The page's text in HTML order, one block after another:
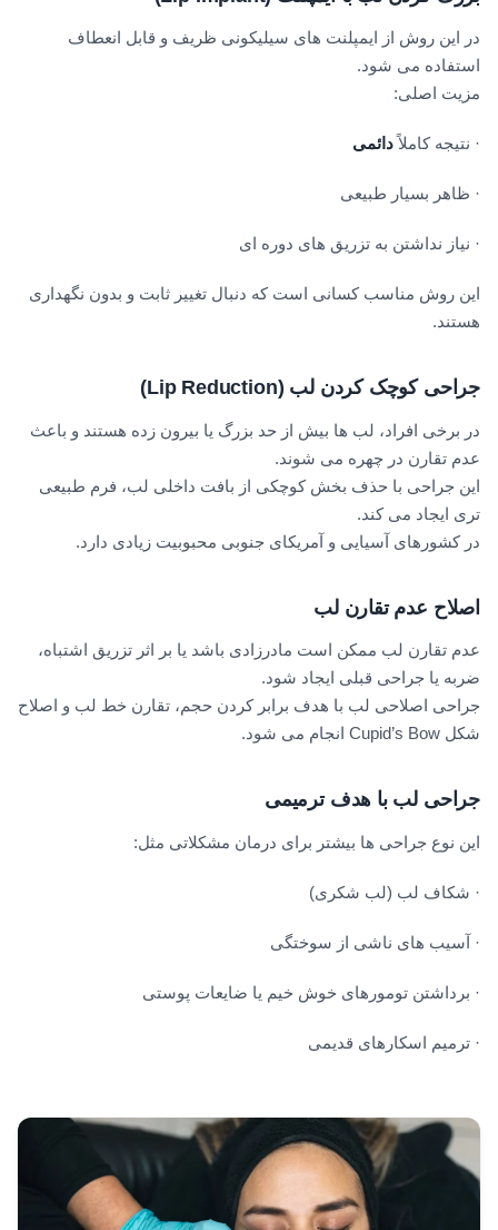
در این روش از ایمپلنت های سیلیکونی ظریف و قابل انعطاف
استفاده می شود.
مزیت اصلی:
· نتیجه کاملاًدائمی
· ظاهر بسیار طبیعی
· نیاز نداشتن به تزریق های دوره ای
این روش مناسب کسانی است که دنبال تغییر ثابت و بدون نگهداری
هستند.
جراحی کوچک کردن لب (Lip Reduction)
در برخی افراد، لب ها بیش از حد بزرگ یا بیرون زده هستند و باعث
عدم تقارن در چهره می شوند.
این جراحی با حذف بخش کوچکی از بافت داخلی لب، فرم طبیعی
تری ایجاد می کند.
در کشورهای آسیایی و آمریکای جنوبی محبوبیت زیادی دارد.
اصلاح عدم تقارن لب
عدم تقارن لب ممکن است مادرزادی باشد یا بر اثر تزریق اشتباه،
ضربه یا جراحی قبلی ایجاد شود.
جراحی اصلاحی لب با هدف برابر کردن حجم، تقارن خط لب و اصلاح
شکل Cupid’s Bow انجام می شود.
جراحی لب با هدف ترمیمی
این نوع جراحی ها بیشتر برای درمان مشکلاتی مثل:
· شکاف لب (لب شکری)
· آسیب های ناشی از سوختگی
· برداشتن تومورهای خوش خیم یا ضایعات پوستی
· ترمیم اسکارهای قدیمی